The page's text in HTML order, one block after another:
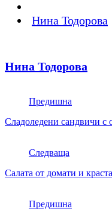
Нина Тодорова
Нина Тодорова
Предишна
Сладоледени сандвичи с
Следваща
Салата от домати и
Предишна